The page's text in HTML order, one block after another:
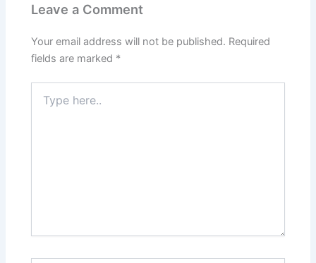
Leave a Comment
Your email address will not be published. Required
fields are marked *
here..